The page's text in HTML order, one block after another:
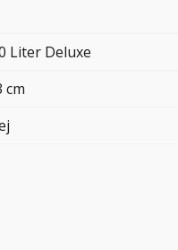
Liter Deluxe
cm